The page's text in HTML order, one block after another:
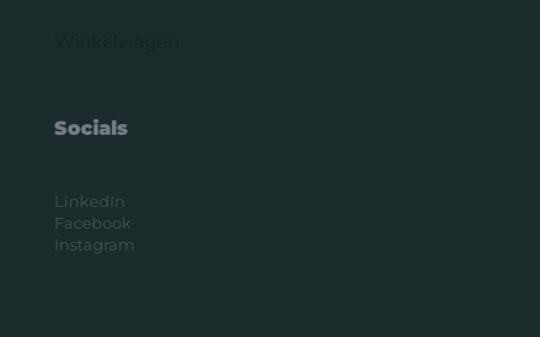
Socials
LinkedIn
Facebook
Instagram